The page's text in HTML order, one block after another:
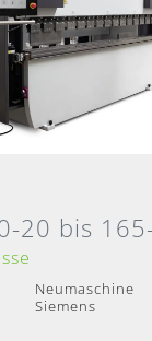
Absprache
20 bis
Neumaschine
Siemens